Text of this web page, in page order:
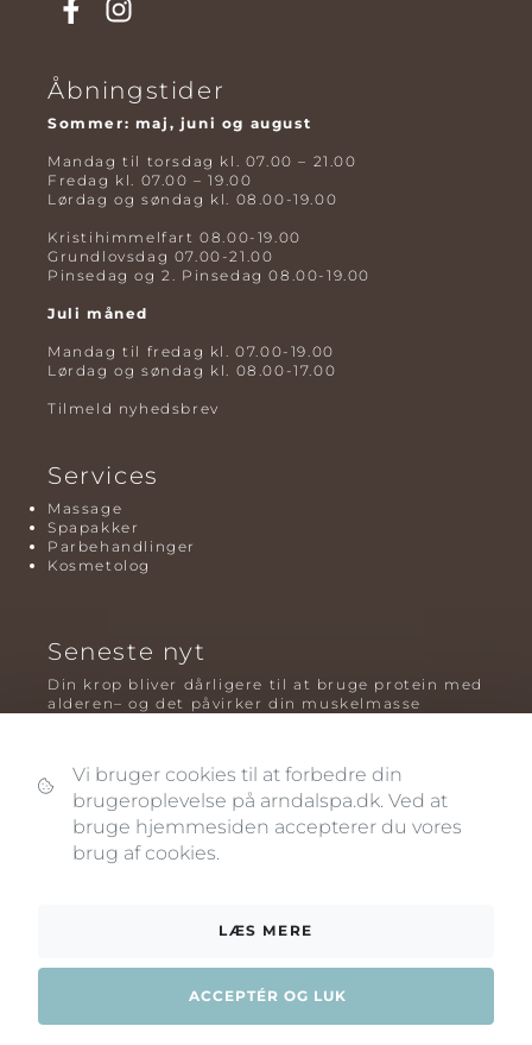
Åbningstider
Sommer: maj, juni og august
Mandag til torsdag kl. 07.00 – 21.00
Fredag kl. 07.00 – 19.00
Lørdag og søndag kl. 08.00-19.00
Kristihimmelfart 08.00-19.00
Grundlovsdag 07.00-21.00
Pinsedag og 2. Pinsedag 08.00-19.00
Juli måned
Mandag til fredag kl. 07.00-19.00
Lørdag og søndag kl. 08.00-17.00
Tilmeld nyhedsbrev
Services
Massage
Spapakker
Parbehandlinger
Kosmetolog
Seneste nyt
Din krop bliver dårligere til at bruge protein med
alderen– og det påvirker din muskelmasse
Plyometrisk træning: hvorfor hop kan være noget
af det mest oversete for knogler og power – før
og efter overgangsalderen
Vi bruger cookies til at forbedre din
brugeroplevelse på arndalspa.dk. Ved at
bruge hjemmesiden accepterer du vores
brug af cookies.
LÆS MERE
ACCEPTÉR OG LUK